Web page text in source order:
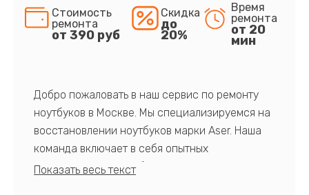
Стоимость
ремонта
от 390 руб
Скидка
до
20%
Время
ремонта
от 20
мин
Добро пожаловать в наш сервис по ремонту
ноутбуков в Москве. Мы специализируемся на
восстановлении ноутбуков марки Aser. Наша
команда включает в себя опытных
профессионалов с обширными знаниями и